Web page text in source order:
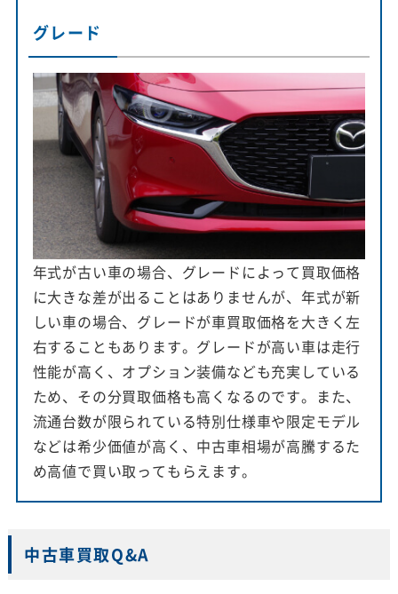
グレード
年式が古い車の場合、グレードによって買取価格
に大きな差が出ることはありませんが、年式が新
しい車の場合、グレードが車買取価格を大きく左
右することもあります。グレードが高い車は走行
性能が高く、オプション装備なども充実している
ため、その分買取価格も高くなるのです。また、
流通台数が限られている特別仕様車や限定モデル
などは希少価値が高く、中古車相場が高騰するた
め高値で買い取ってもらえます。
中古車買取Q&A